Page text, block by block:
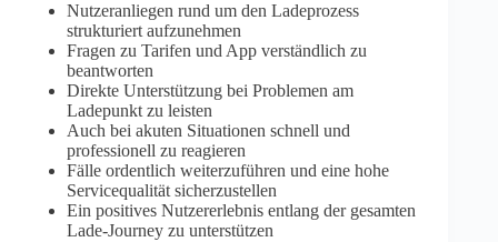
Nutzeranliegen rund um den Ladeprozess
strukturiert aufzunehmen
Fragen zu Tarifen und App verständlich zu
beantworten
Direkte Unterstützung bei Problemen am
Ladepunkt zu leisten
Auch bei akuten Situationen schnell und
professionell zu reagieren
Fälle ordentlich weiterzuführen und eine hohe
Servicequalität sicherzustellen
Ein positives Nutzererlebnis entlang der gesamten
Lade-Journey zu unterstützen